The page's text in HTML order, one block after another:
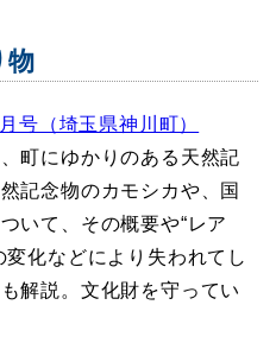
物
号（埼玉県神川町）
町にゆかりのある天然記
記念物のカモシカや、国
いて、その概要や“レア
変化などにより失われてし
解説。文化財を守ってい